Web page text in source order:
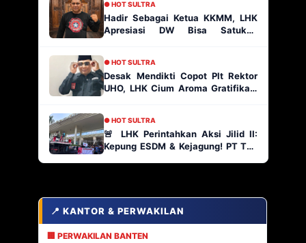
● HOT SULTRA
Hadir Sebagai Ketua KKMM, LHK
Apresiasi DW Bisa Satukan
● HOT SULTRA
Desak Mendikti Copot Plt Rektor
UHO, LHK Cium Aroma Gratifikasi
● HOT SULTRA
🚨 LHK Perintahkan Aksi Jilid II:
Kepung ESDM & Kejagung! PT TJA
📍 KANTOR & PERWAKILAN
🏢 PERWAKILAN BANTEN